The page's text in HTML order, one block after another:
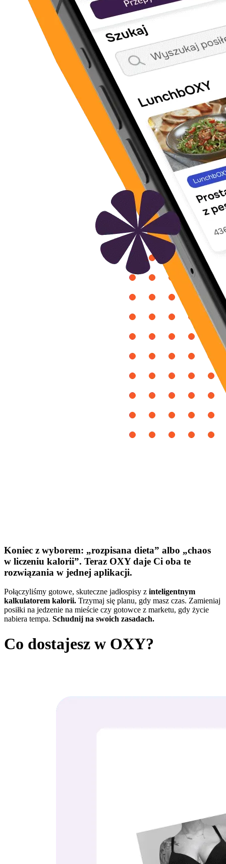
Koniec z wyborem: „rozpisana dieta” albo „chaos
w liczeniu kalorii”. Teraz OXY daje Ci oba te
rozwiązania w jednej aplikacji.
Połączyliśmy gotowe, skuteczne jadłospisy z inteligentnym
kalkulatorem kalorii. Trzymaj się planu, gdy masz czas. Zamieniaj
posiłki na jedzenie na mieście czy gotowce z marketu, gdy życie
nabiera tempa. Schudnij na swoich zasadach.
Co dostajesz w OXY?